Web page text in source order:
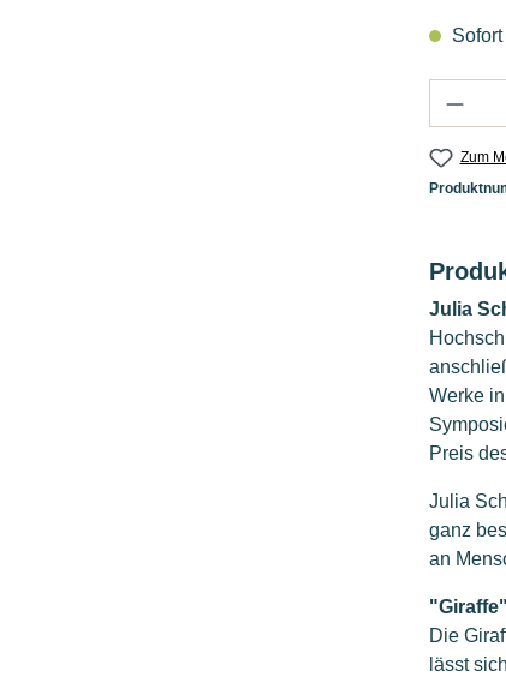
Zum
Julia
Werke
Preis
Julia
ganz
an
"Giraffe"
Die
lässt